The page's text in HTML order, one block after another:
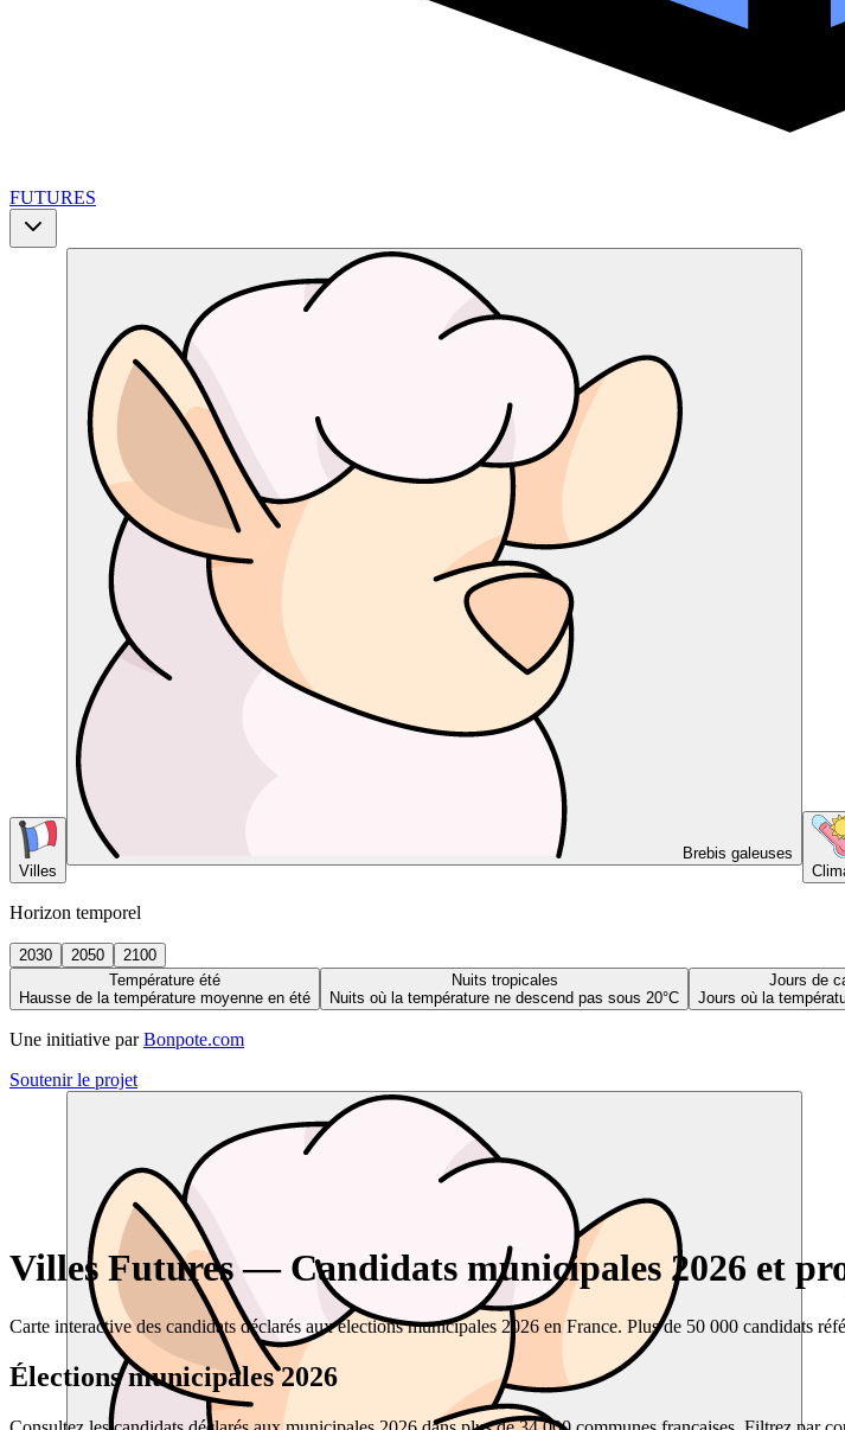
FUTURES
Villes
Brebis galeuses
Horizon temporel
2030 2050
2100
Température été
Hausse de la température moyenne en été
Nuits tropicales
Nuits où la température ne descend pas sous 20°C
Jours de
Jours où la
Une initiative par Bonpote.com
Soutenir le projet
Villes Futures — Candidats municipales 2026 et
Carte interactive des candidats déclarés aux élections municipales 2026 en France. Plus de 50 000 candidats
Élections municipales 2026